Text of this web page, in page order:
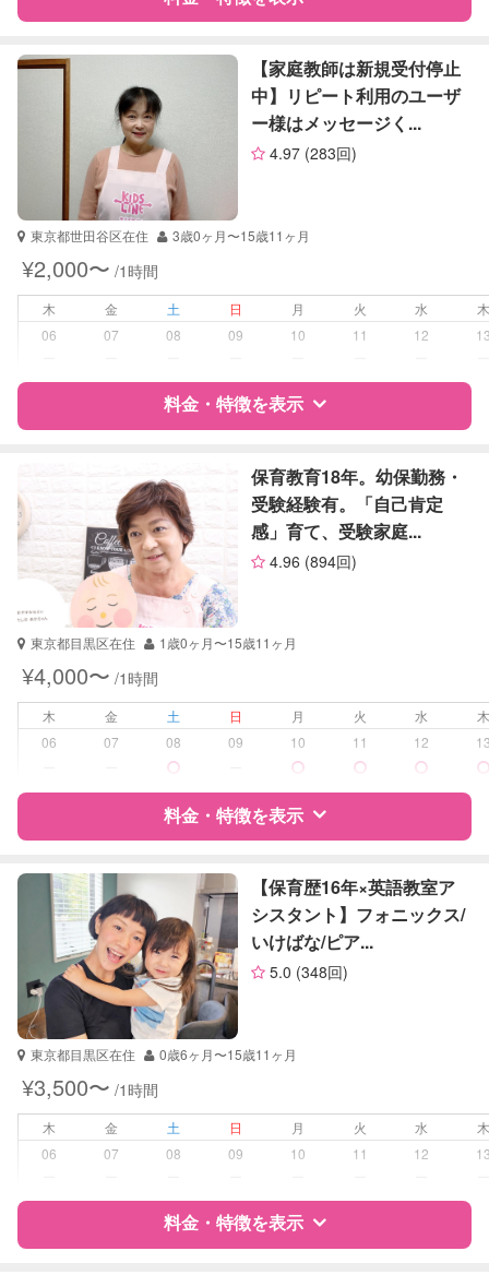
算数
特徴 料金 レビュー
サポートの特徴
学校/塾の補習・宿題
小学生
国語
算数
小論文
生物
英会話
英検
【家庭教師は新規受付停止
中】リピート利用のユーザ
ー様はメッセージく...
4.97 (283回)
東京都世田谷区在住 3歳0ヶ月〜15歳11ヶ月
¥2,000〜 /1時間
木 金 土 日 月 火 水
06
07 08 09 10 11 12
料金・特徴を表示
サポートの特徴
資格 なし
受験対策 中学受験
学校/塾の補習・宿題
対応科目
国語
社会
保育教育18年。幼保勤務・
受験経験有。「自己肯定
感」育て、受験家庭...
4.96 (894回)
東京都目黒区在住 1歳0ヶ月〜15歳11ヶ月
¥4,000〜 /1時間
木 金 土 日 月 火 水
06
07 08 09 10 11 12
料金・特徴を表示
特徴 料金 レビュー
サポートの特徴
資格
企業型割引対象(旧内閣府補助対象)
自治体届出済ベビーシッター
保育士
幼稚園教諭
ビーシッター
受験対策 小学校受験
学校/塾の補習・宿題 なし
【保育歴16年×英語教室ア
シスタント】フォニックス/
いけばな/ピア...
5.0 (348回)
東京都目黒区在住 0歳6ヶ月〜15歳11ヶ月
¥3,500〜 /1時間
木 金 土 日 月 火 水
06
07 08 09 10 11 12
料金・特徴を表示